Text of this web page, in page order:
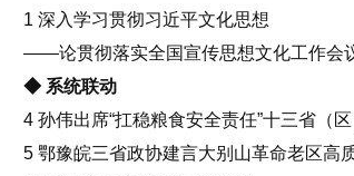
1 深入学习贯彻习近平文化思想
——论贯彻落实全国宣传思想文化工作会
◆ 系统联动
4 孙伟出席“扛稳粮食安全责任”十三省（
5 鄂豫皖三省政协建言大别山革命老区高